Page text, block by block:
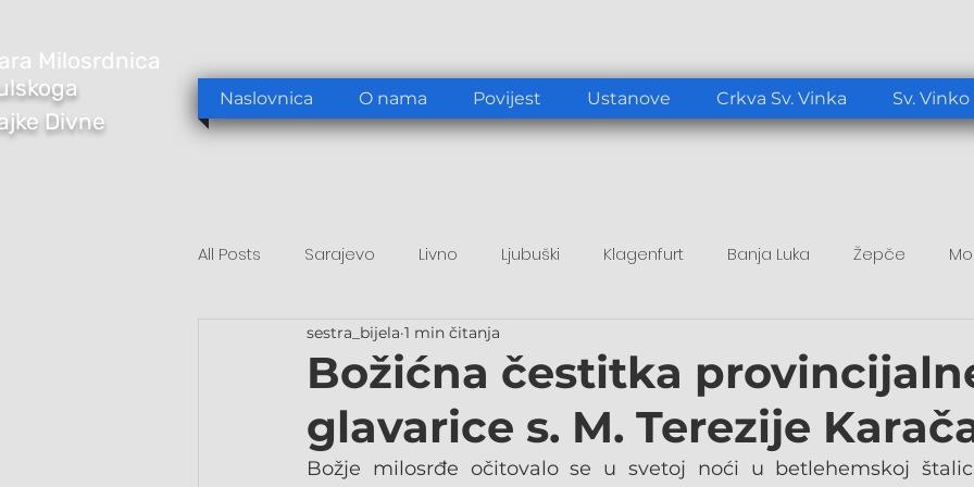
Naslovnica O nama Povijest Ustanove Crkva Sv. Vinka Sv.
Milosrdnica
Divne
All Posts Sarajevo Livno Ljubuški Klagenfurt Banja Luka Žepče
Tomislavgrad Sarajevo/Stup
Božićna čestitka
glavarice s. M. Terezije
sestra_bijela 1 min čitanja
Božje milosrđe očitovalo se u svetoj noći u betlehemskoj